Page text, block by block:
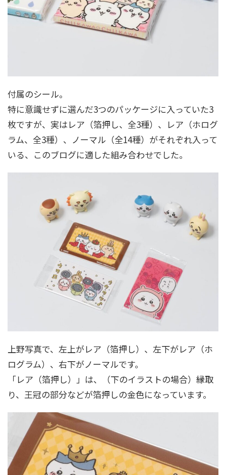
付属のシール。
特に意識せずに選んだ3つのパッケージに入っていた3
枚ですが、実はレア（箔押し、全3種）、レア（ホログ
ラム、全3種）、ノーマル（全14種）がそれぞれ入って
いる、このブログに適した組み合わせでした。
上野写真で、左上がレア（箔押し）、左下がレア（ホ
ログラム）、右下がノーマルです。
「レア（箔押し）」は、（下のイラストの場合）縁取
り、王冠の部分などが箔押しの金色になっています。